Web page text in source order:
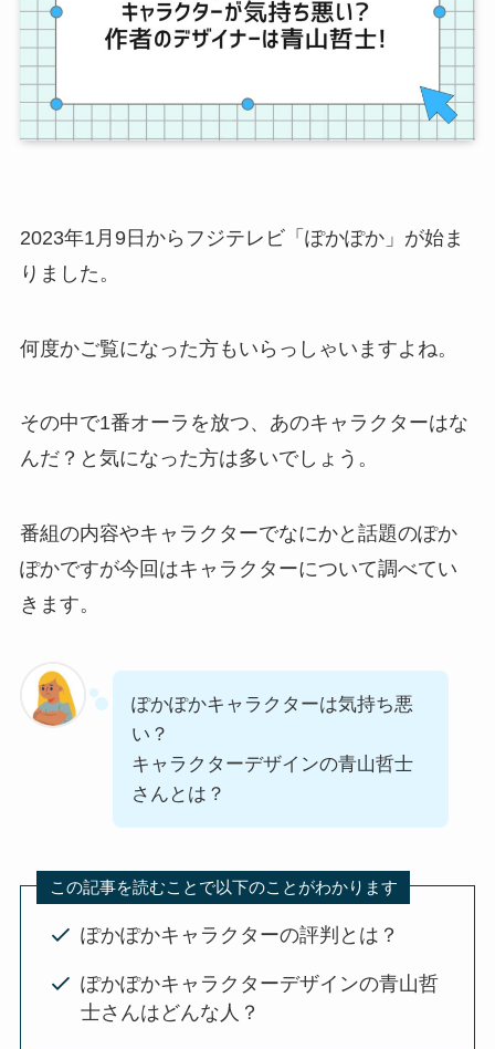
2023年1月9日からフジテレビ「ぽかぽか」が始ま
りました。
何度かご覧になった方もいらっしゃいますよね。
その中で1番オーラを放つ、あのキャラクターはな
んだ？と気になった方は多いでしょう。
番組の内容やキャラクターでなにかと話題のぽか
ぽかですが今回はキャラクターについて調べてい
きます。
ぽかぽかキャラクターは気持ち悪
い？
キャラクターデザインの青山哲士
さんとは？
この記事を読むことで以下のことがわかります
ぽかぽかキャラクターの評判とは？
ぽかぽかキャラクターデザインの青山哲
士さんはどんな人？